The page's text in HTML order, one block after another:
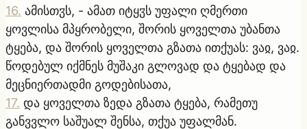
16. ამისთჳს, - ამათ იტყჳს უფალი ღმერთი
ყოვლისა მპყრობელი, შორის ყოველთა უბანთა
ტყება, და შორის ყოველთა გზათა ითქუას: ვაჲ, ვაჲ.
წოდებულ იქმნეს მუშაკი გლოვად და ტყებად და
მეცნიერთადმი გოდებისათა,
17. და ყოველთა ზედა გზათა ტყება, რამეთუ
განვვლო საშუალ შენსა, თქუა უფალმან.